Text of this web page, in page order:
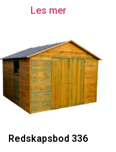
Les mer
Redskapsbod 336